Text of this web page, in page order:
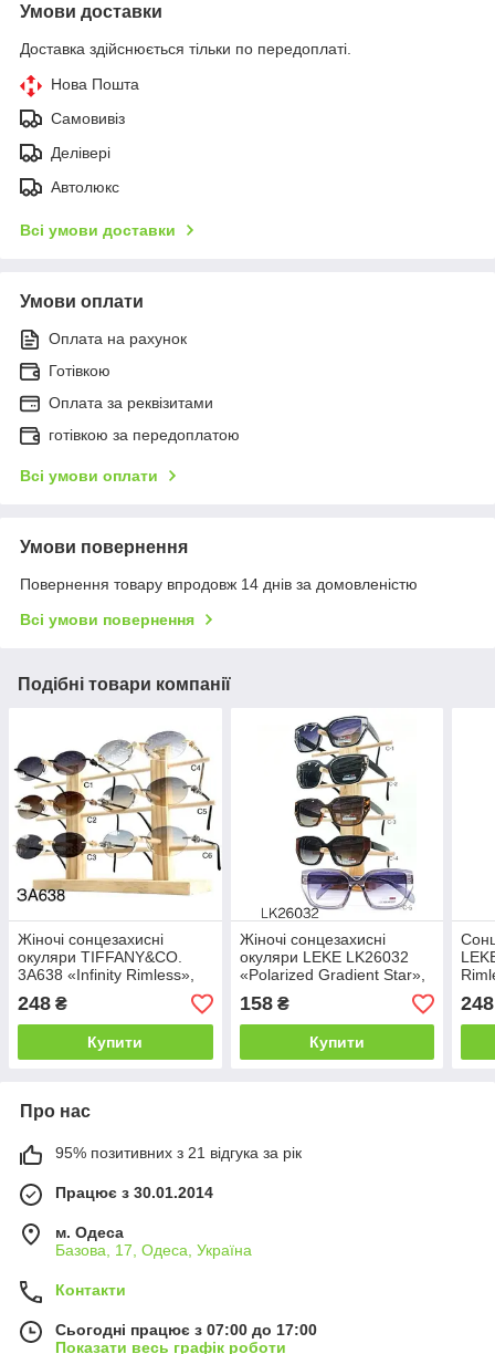
Умови доставки
Доставка здійснюється тільки по передоплаті.
Нова Пошта
Самовивіз
Делівері
Автолюкс
Всі умови доставки
Умови оплати
Оплата на рахунок
Готівкою
Оплата за реквізитами
готівкою за передоплатою
Всі умови оплати
Умови повернення
Повернення товару впродовж 14 днів за домовленістю
Всі умови повернення
Подібні товари компанії
Жіночі сонцезахисні
окуляри TIFFANY&CO.
3A638 «Infinity Rimless»,
безоправна модель,
ювелірний декор
«нескінченність»
248 ₴
Купити
Жіночі сонцезахисні
окуляри LEKE LK26032
«Polarized Gradient Star»,
поляризаційні лінзи,
безоправна модель,
стрази на дужках
158₴
Купити
248
Про нас
95% позитивних з 21 відгука за рік
Працює з 30.01.2014
м. Одеса
Базова, 17, Одеса, Україна
Контакти
Сьогодні працює з 07:00 до 17:00
Показати весь графік роботи